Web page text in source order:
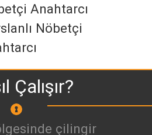
Anahtarcı
Nöbetçi
Çalışır?
çilingir